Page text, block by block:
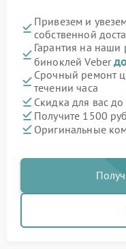
Привезем и
собственной
Гарантия на
биноклей Veber
Срочный ремонт
течении часа
Скидка для вас до
Получите 1500
Оригинальные